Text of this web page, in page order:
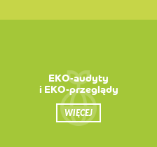
EKO-audyty
i EKO-przeglądy
WIĘCEJ